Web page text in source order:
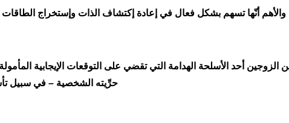
والأهم أنّها تسهم بشكل فعال في إعادة إكتشاف الذات وإستخراج
الزوجين أحد الأسلحة الهدامة التي تقضي على التوقعات الإيجابية
حرِّيته الشخصية – في سبيل